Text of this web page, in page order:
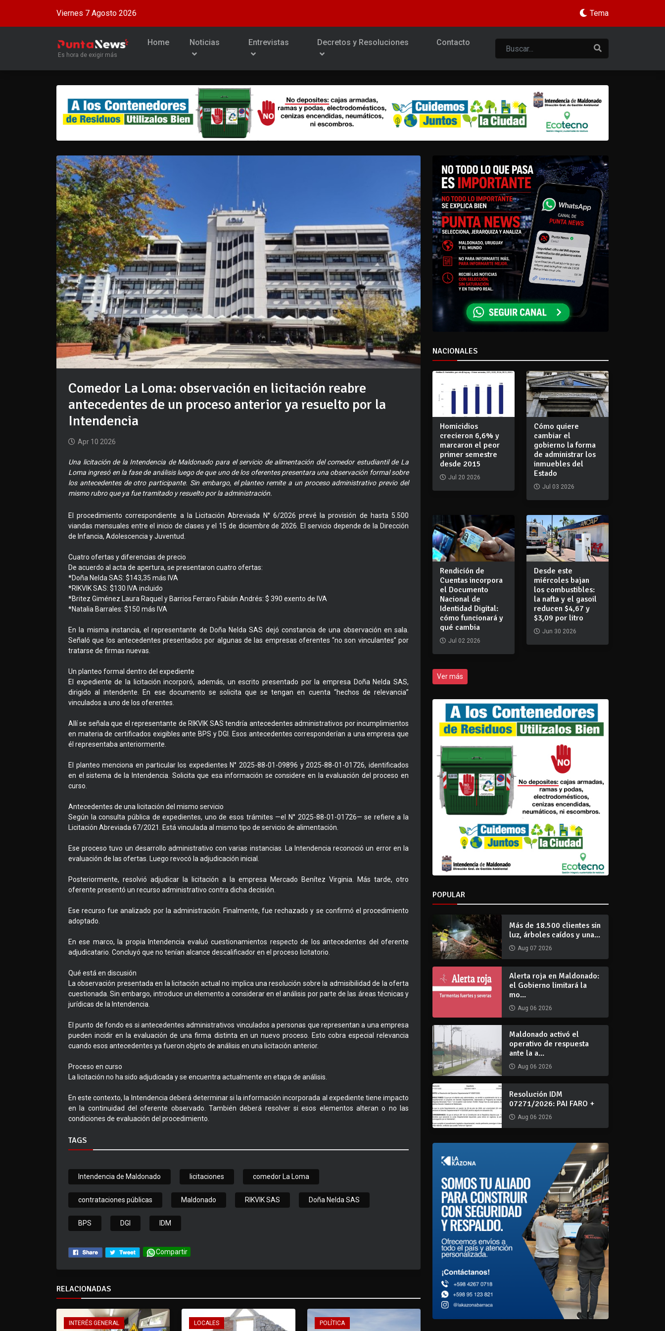
Viernes 7 Agosto 2026 Tema
Es hora de exigir más
Home Noticias Entrevistas Decretos y Resoluciones Contacto
Comedor La Loma: observación en licitación reabre
antecedentes de un proceso anterior ya resuelto por la
Intendencia
Apr 10 2026
Una licitación de la Intendencia de Maldonado para el servicio de alimentación del comedor estudiantil de La
Loma ingresó en la fase de análisis luego de que uno de los oferentes presentara una observación formal sobre
los antecedentes de otro participante. Sin embargo, el planteo remite a un proceso administrativo previo del
mismo rubro que ya fue tramitado y resuelto por la administración.
El procedimiento correspondiente a la Licitación Abreviada N° 6/2026 prevé la provisión de hasta 5.500
viandas mensuales entre el inicio de clases y el 15 de diciembre de 2026. El servicio depende de la Dirección
de Infancia, Adolescencia y Juventud.
Cuatro ofertas y diferencias de precio
De acuerdo al acta de apertura, se presentaron cuatro ofertas:
*Doña Nelda SAS: $143,35 más IVA
*RIKVIK SAS: $130 IVA incluido
*Britez Giménez Laura Raquel y Barrios Ferraro Fabián Andrés: $ 390 exento de IVA
*Natalia Barrales: $150 más IVA
En la misma instancia, el representante de Doña Nelda SAS dejó constancia de una observación en sala.
Señaló que los antecedentes presentados por algunas de las empresas oferentes “no son vinculantes” por
tratarse de firmas nuevas.
Un planteo formal dentro del expediente
El expediente de la licitación incorporó, además, un escrito presentado por la empresa Doña Nelda SAS,
dirigido al intendente. En ese documento se solicita que se tengan en cuenta “hechos de relevancia”
vinculados a uno de los oferentes.
Allí se señala que el representante de RIKVIK SAS tendría antecedentes administrativos por incumplimientos
en materia de certificados exigibles ante BPS y DGI. Esos antecedentes corresponderían a una empresa que
él representaba anteriormente.
El planteo menciona en particular los expedientes N° 2025-88-01-09896 y 2025-88-01-01726, identificados
en el sistema de la Intendencia. Solicita que esa información se considere en la evaluación del proceso en
curso.
Antecedentes de una licitación del mismo servicio
Según la consulta pública de expedientes, uno de esos trámites —el N° 2025-88-01-01726— se refiere a la
Licitación Abreviada 67/2021. Está vinculada al mismo tipo de servicio de alimentación.
Ese proceso tuvo un desarrollo administrativo con varias instancias. La Intendencia reconoció un error en la
evaluación de las ofertas. Luego revocó la adjudicación inicial.
Posteriormente, resolvió adjudicar la licitación a la empresa Mercado Benítez Virginia. Más tarde, otro
oferente presentó un recurso administrativo contra dicha decisión.
Ese recurso fue analizado por la administración. Finalmente, fue rechazado y se confirmó el procedimiento
adoptado.
En ese marco, la propia Intendencia evaluó cuestionamientos respecto de los antecedentes del oferente
adjudicatario. Concluyó que no tenían alcance descalificador en el proceso licitatorio.
Qué está en discusión
La observación presentada en la licitación actual no implica una resolución sobre la admisibilidad de la oferta
cuestionada. Sin embargo, introduce un elemento a considerar en el análisis por parte de las áreas técnicas y
jurídicas de la Intendencia.
El punto de fondo es si antecedentes administrativos vinculados a personas que representan a una empresa
pueden incidir en la evaluación de una firma distinta en un nuevo proceso. Esto cobra especial relevancia
cuando esos antecedentes ya fueron objeto de análisis en una licitación anterior.
Proceso en curso
La licitación no ha sido adjudicada y se encuentra actualmente en etapa de análisis.
En este contexto, la Intendencia deberá determinar si la información incorporada al expediente tiene impacto
en la continuidad del oferente observado. También deberá resolver si esos elementos alteran o no las
condiciones de evaluación del procedimiento.
TAGS
Intendencia de Maldonado licitaciones comedor La Loma
contrataciones públicas Maldonado RIKVIK SAS Doña Nelda SAS
BPS DGI IDM
Compartir
RELACIONADAS
INTERÉS GENERAL LOCALES POLÍTICA
NACIONALES
Homicidios
crecieron 6,6% y
marcaron el peor
primer semestre
desde 2015
Jul 20 2026
Cómo quiere
cambiar el
gobierno la forma
de administrar los
inmuebles del
Estado
Jul 03 2026
Rendición de
Cuentas incorpora
el Documento
Nacional de
Identidad Digital:
cómo funcionará y
qué cambia
Jul 02 2026
Desde este
miércoles bajan
los combustibles:
la nafta y el gasoil
reducen $4,67 y
$3,09 por litro
Jun 30 2026
Ver más
POPULAR
Más de 18.500 clientes sin
luz, árboles caídos y una...
Aug 07 2026
Alerta roja en Maldonado:
el Gobierno limitará la
mo...
Aug 06 2026
Maldonado activó el
operativo de respuesta
ante la a...
Aug 06 2026
Resolución IDM
07271/2026: PAI FARO +
Aug 06 2026